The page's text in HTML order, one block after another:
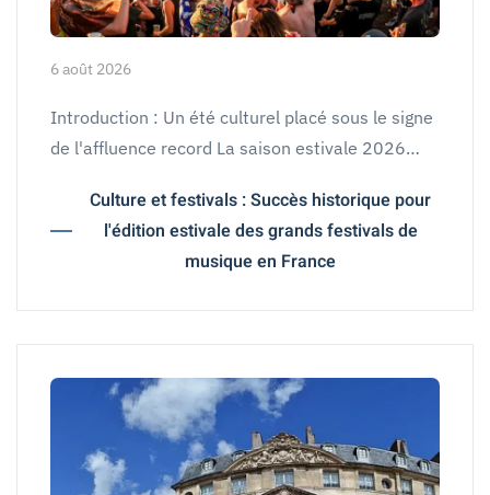
6 août 2026
Introduction : Un été culturel placé sous le signe
de l'affluence record La saison estivale 2026…
Culture et festivals : Succès historique pour
l'édition estivale des grands festivals de
musique en France